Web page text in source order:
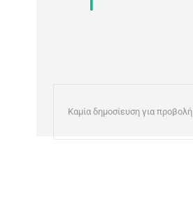
Καμία δημοσίευση για προβολή